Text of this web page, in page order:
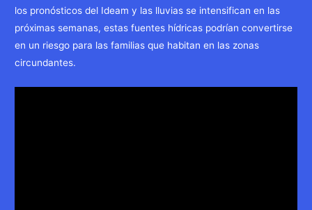
los pronósticos del Ideam y las lluvias se intensifican en las
próximas semanas, estas fuentes hídricas podrían convertirse
en un riesgo para las familias que habitan en las zonas
circundantes.